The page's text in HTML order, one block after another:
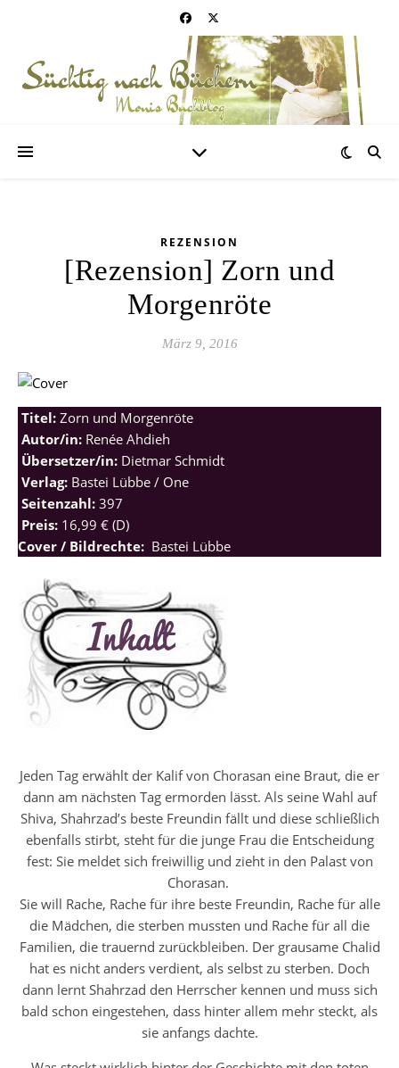
REZENSION
[Rezension] Zorn und
Morgenröte
März 9, 2016
Titel: Zorn und Morgenröte
Autor/in: Renée Ahdieh
Übersetzer/in: Dietmar Schmidt
Verlag: Bastei Lübbe / One
Seitenzahl: 397
Preis: 16,99 € (D)
Cover / Bildrechte: Bastei Lübbe
Jeden Tag erwählt der Kalif von Chorasan eine Braut, die er
dann am nächsten Tag ermorden lässt. Als seine Wahl auf
Shiva, Shahrzad’s beste Freundin fällt und diese schließlich
ebenfalls stirbt, steht für die junge Frau die Entscheidung
fest: Sie meldet sich freiwillig und zieht in den Palast von
Chorasan.
Sie will Rache, Rache für ihre beste Freundin, Rache für alle
die Mädchen, die sterben mussten und Rache für all die
Familien, die trauernd zurückbleiben. Der grausame Chalid
hat es nicht anders verdient, als selbst zu sterben. Doch
dann lernt Shahrzad den Herrscher kennen und muss sich
bald schon eingestehen, dass hinter allem mehr steckt, als
sie anfangs dachte.